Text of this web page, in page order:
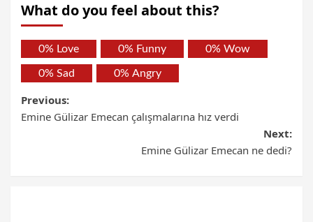
What do you feel about this?
0% Love 0% Funny 0% Wow
0% Sad 0% Angry
Previous:
Emine Gülizar Emecan çalışmalarına hız verdi
Next:
Emine Gülizar Emecan ne dedi?